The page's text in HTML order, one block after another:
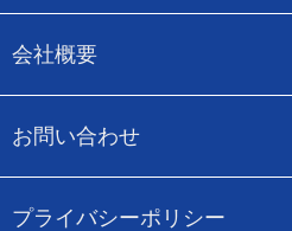
会社概要
お問い合わせ
プライバシーポリシー